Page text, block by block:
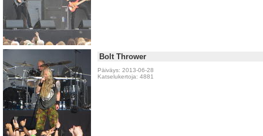
Bolt Thrower
Päiväys: 2013-06-28
Katselukertoja: 4881